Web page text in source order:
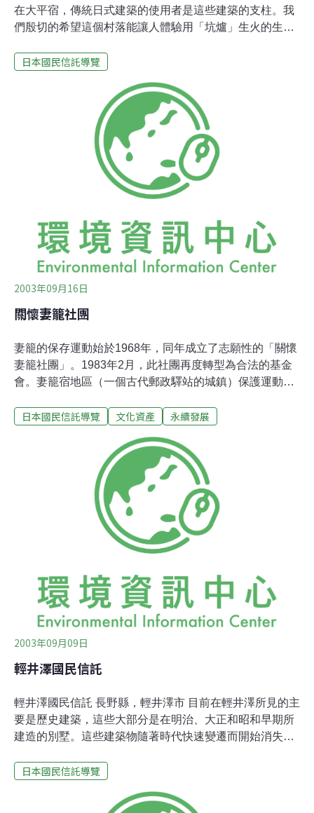
在大平宿，傳統日式建築的使用者是這些建築的支柱。我
們殷切的希望這個村落能讓人體驗用「坑爐」生火的生
（irori）是放置在傳統日本飯廳地板中央的爐床。大平宿
宿曾於1970年荒廢。其後，於1973年，開發者提出將此地
區建設成渡假地點的計劃。由於此區為飯田市的取水口，
所以行動的第一步在於確保水質清淨。
日本國民信託導覽
2003年09月16日
關懷妻籠社團
妻籠的保存運動始於1968年，同年成立了志願性的「關懷
妻籠社團」。1983年2月，此社團再度轉型為合法的基金
會。妻籠宿地區（一個古代郵政驛站的城鎮）保護運動的
會成立已超過30年，但是這裡的人口仍持續減少，支持者
鎮中心為「本陣」（封建時期的諸侯大名和其僕人使用的
主要客棧）、「本陣」（供大名城主的隊伍使用的次要客
棧），和歷史資料館，這裡不僅是觀光景點，也是遊客中
心，從這往北可看到位於山腰處的妻籠城遺跡。山頂有很
好的視野，不但能夠俯視妻籠宿和三留野宿，也可眺望遠
方的木曾駒山脈。 現值資產：126,000,000日圓（捐款）
林地：4,710平方公尺 公認資產 土地：3,990平方公尺（3
時可參觀傳統驛站市鎮
日本國民信託導覽 文化資產 永續發展
2003年09月09日
輕井澤國民信託
輕井澤國民信託 長野縣，輕井澤市 目前在輕井澤所見的主
要是歷史建築，這些大部分是在明治、大正和昭和早期所
建造的別墅。這些建築物隨著時代快速變遷而開始消失。
使得造就出這片別墅區的自然環境也被破壞。當地居民和
井澤能變得更好，在 1994年創立了「輕井澤國民信託」。
日本國民信託導覽